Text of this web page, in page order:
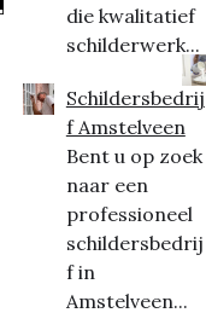
die kwalitatief
schilderwerk...
Schildersbedrij
f Amstelveen
Bent u op zoek
naar een
professioneel
schildersbedrij
f in
Amstelveen...